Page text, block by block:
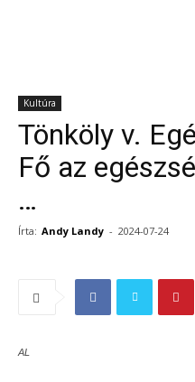
Kultúra
Tönköly v.
Fő az
…
Írta: Andy Landy - 2024-07-24
AL